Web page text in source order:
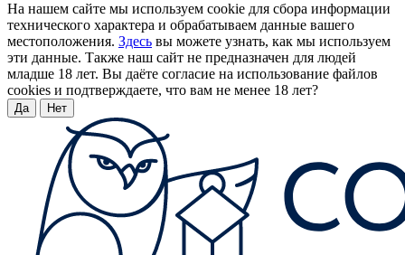
На нашем сайте мы используем cookie для сбора информации
технического характера и обрабатываем данные вашего
местоположения. Здесь вы можете узнать, как мы используем
эти данные. Также наш сайт не предназначен для людей
младше 18 лет. Вы даёте согласие на использование файлов
cookies и подтверждаете, что вам не менее 18 лет?
Да Нет